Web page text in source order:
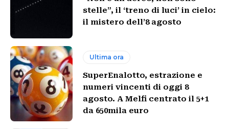
stelle”, il ‘treno di luci’ in cielo:
il mistero dell’8 agosto
Ultima ora
SuperEnalotto, estrazione e
numeri vincenti di oggi 8
agosto. A Melfi centrato il 5+1
da 650mila euro